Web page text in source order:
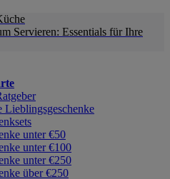
Servieren: Essentials für Ihre
Lieblingsgeschenke
unter €50
unter €100
unter €250
über €250